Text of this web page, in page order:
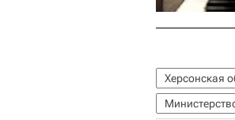
Херсонская